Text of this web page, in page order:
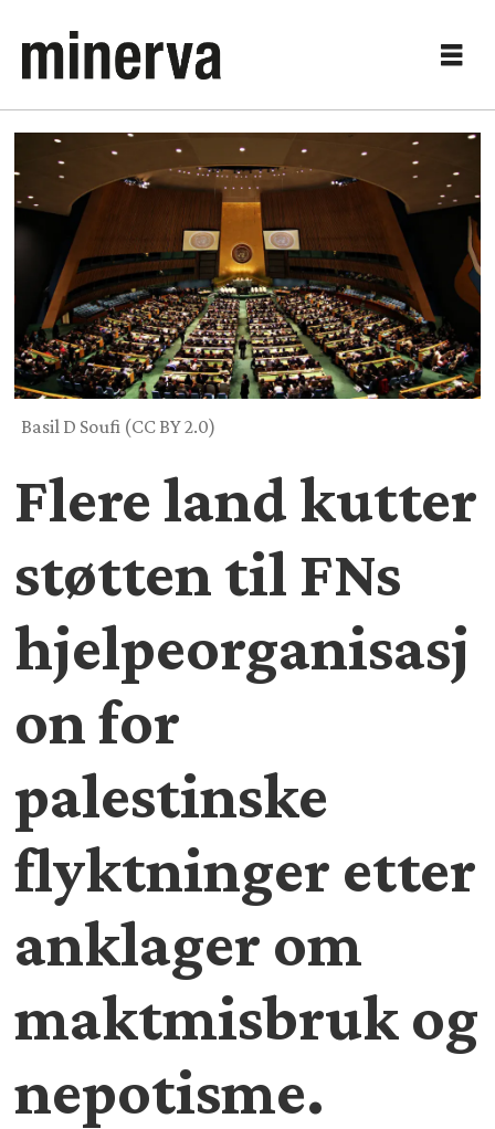
Basil D Soufi (CC BY 2.0)
Flere land kutter
støtten til FNs
hjelpeorganisasj
on for
palestinske
flyktninger etter
anklager om
maktmisbruk og
nepotisme.